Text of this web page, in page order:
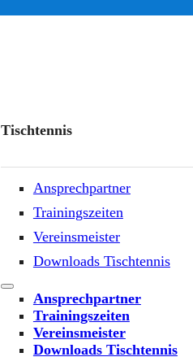
Tischtennis
Ansprechpartner
Trainingszeiten
Vereinsmeister
Downloads Tischtennis
Ansprechpartner
Trainingszeiten
Vereinsmeister
Downloads Tischtennis